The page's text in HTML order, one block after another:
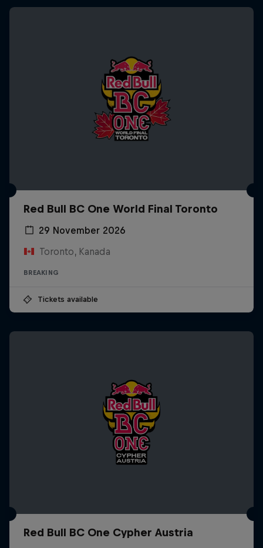
Red Bull BC One World Final Toronto
29 November 2026
Toronto, Kanada
BREAKING
Tickets available
Red Bull BC One Cypher Austria